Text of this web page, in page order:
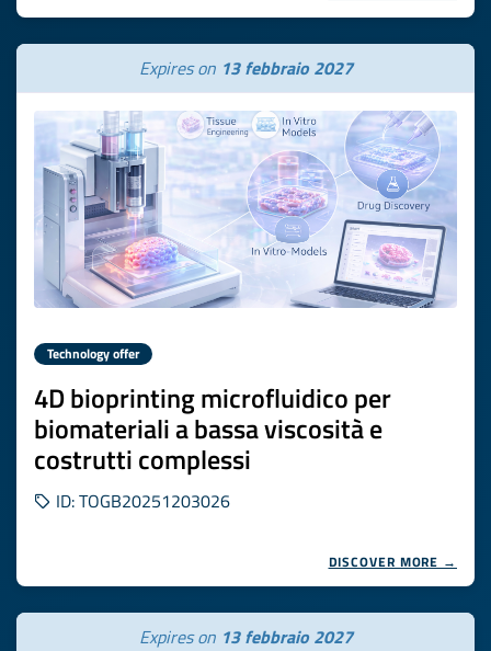
Expires on 13 febbraio 2027
Technology offer
4D bioprinting microfluidico per
biomateriali a bassa viscosità e
costrutti complessi
ID: TOGB20251203026
DISCOVER MORE →
Expires on 13 febbraio 2027